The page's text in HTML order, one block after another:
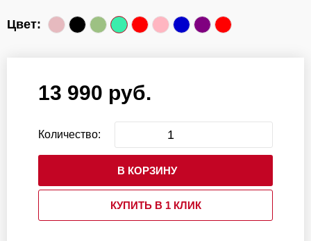
Цвет:
13 990 руб.
Количество:
В КОРЗИНУ
КУПИТЬ В 1 КЛИК